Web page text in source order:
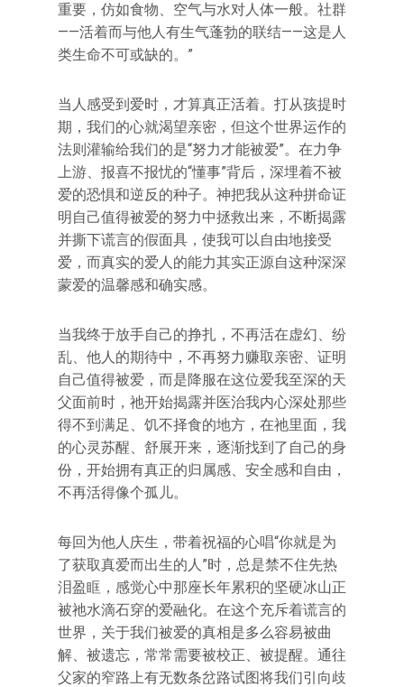
重要，仿如食物、空气与水对人体一般。社群
——活着而与他人有生气蓬勃的联结——这是人
类生命不可或缺的。”
当人感受到爱时，才算真正活着。打从孩提时
期，我们的心就渴望亲密，但这个世界运作的
法则灌输给我们的是“努力才能被爱”。在力争
上游、报喜不报忧的“懂事”背后，深埋着不被
爱的恐惧和逆反的种子。神把我从这种拼命证
明自己值得被爱的努力中拯救出来，不断揭露
并撕下谎言的假面具，使我可以自由地接受
爱，而真实的爱人的能力其实正源自这种深深
蒙爱的温馨感和确实感。
当我终于放手自己的挣扎，不再活在虚幻、纷
乱、他人的期待中，不再努力赚取亲密、证明
自己值得被爱，而是降服在这位爱我至深的天
父面前时，祂开始揭露并医治我内心深处那些
得不到满足、饥不择食的地方，在祂里面，我
的心灵苏醒、舒展开来，逐渐找到了自己的身
份，开始拥有真正的归属感、安全感和自由，
不再活得像个孤儿。
每回为他人庆生，带着祝福的心唱“你就是为
了获取真爱而出生的人”时，总是禁不住先热
泪盈眶，感觉心中那座长年累积的坚硬冰山正
被祂水滴石穿的爱融化。在这个充斥着谎言的
世界，关于我们被爱的真相是多么容易被曲
解、被遗忘，常常需要被校正、被提醒。通往
父家的窄路上有无数条岔路试图将我们引向歧